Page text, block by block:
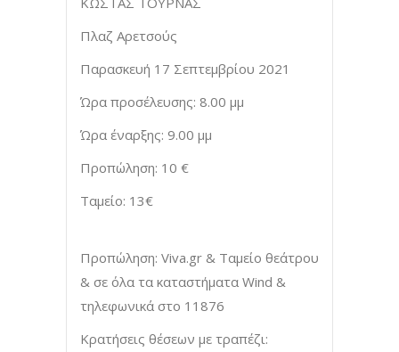
Πλαζ Αρετσούς
Παρασκευή 17 Σεπτεμβρίου 2021
Ώρα προσέλευσης: 8.00 μμ
Ώρα έναρξης: 9.00 μμ
Προπώληση: 10 €
Ταμείο: 13€
Προπώληση: Viva.gr & Ταμείο θεάτρου
& σε όλα τα καταστήματα Wind &
τηλεφωνικά στο 11876
Κρατήσεις θέσεων με τραπέζι: